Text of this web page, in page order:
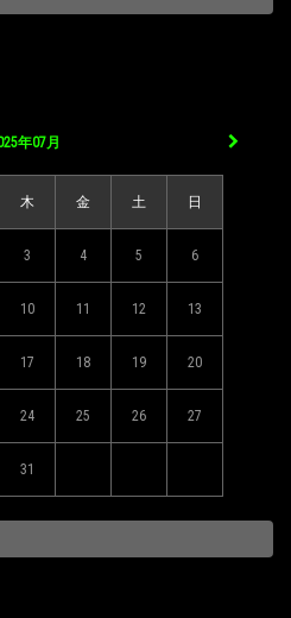
年07月
木 金 土 日
3 4 5 6
10 11 12 13
17 18 19 20
24 25 26 27
31